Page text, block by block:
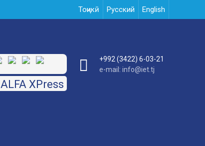
Тоҷикӣ Русский English
+992 (3422) 6-03-21
e-mail: info@iet.tj
ALFA XPress